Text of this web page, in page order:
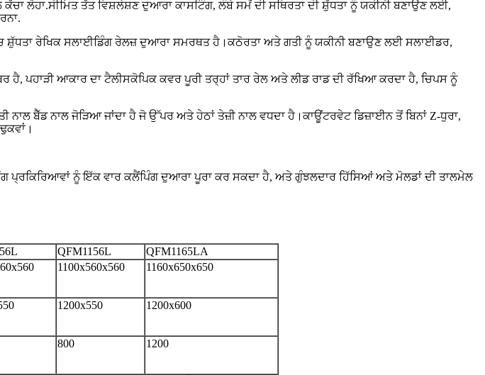
ਲੋਹਾ.ਸੀਮਿਤ ਤੱਤ ਵਿਸ਼ਲੇਸ਼ਣ ਦੁਆਰਾ ਕਾਸਟਿੰਗ, ਲੰਬੇ ਸਮੇਂ ਦੀ ਸਥਿਰਤਾ ਦੀ ਸ਼ੁੱਧਤਾ ਨੂੰ ਯਕੀਨੀ ਬਣਾਉਣ ਲਈ,
ਰੇਖਿਕ ਸਲਾਈਡਿੰਗ ਰੇਲਜ਼ ਦੁਆਰਾ ਸਮਰਥਤ ਹੈ।ਕਠੋਰਤਾ ਅਤੇ ਗਤੀ ਨੂੰ ਯਕੀਨੀ ਬਣਾਉਣ ਲਈ ਸਲਾਈਡਰ,
ਪਹਾੜੀ ਆਕਾਰ ਦਾ ਟੈਲੀਸਕੋਪਿਕ ਕਵਰ ਪੂਰੀ ਤਰ੍ਹਾਂ ਤਾਰ ਰੇਲ ਅਤੇ ਲੀਡ ਰਾਡ ਦੀ ਰੱਖਿਆ ਕਰਦਾ ਹੈ, ਚਿਪਸ ਨੂੰ
ਬੈੱਡ ਨਾਲ ਜੋੜਿਆ ਜਾਂਦਾ ਹੈ ਜੋ ਉੱਪਰ ਅਤੇ ਹੇਠਾਂ ਤੇਜ਼ੀ ਨਾਲ ਵਧਦਾ ਹੈ।ਕਾਊਂਟਰਵੇਟ ਡਿਜ਼ਾਈਨ ਤੋਂ ਬਿਨਾਂ Z-ਧੁਰਾ,
ਪ੍ਰਕਿਰਿਆਵਾਂ ਨੂੰ ਇੱਕ ਵਾਰ ਕਲੈਂਪਿੰਗ ਦੁਆਰਾ ਪੂਰਾ ਕਰ ਸਕਦਾ ਹੈ, ਅਤੇ ਗੁੰਝਲਦਾਰ ਹਿੱਸਿਆਂ ਅਤੇ ਮੋਲਡਾਂ ਦੀ ਤਾਲਮੇਲ
QFM1156L QFM1165LA
1100x560x560 1160x650x650
1200x550 1200x600
800 1200